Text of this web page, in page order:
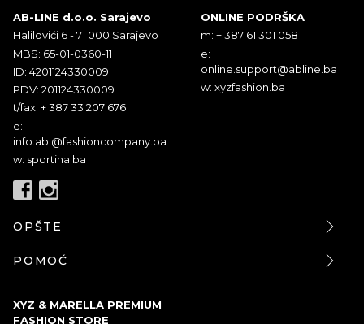
AB-LINE d.o.o. Sarajevo
Halilovići 6 - 71 000 Sarajevo
MBS: 65-01-0360-11
ID: 4201124330009
PDV: 201124330009
t/fax: + 387 33 207 676
e:
info.abl@fashioncompany.ba
w: sportina.ba
ONLINE PODRŠKA
m: + 387 61 301 058
e:
online.support@abline.ba
w: xyzfashion.ba
OPŠTE
POMOĆ
XYZ & MARELLA PREMIUM
FASHION STORE